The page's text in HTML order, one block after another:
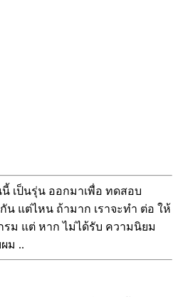
เป็นรุ่น ออกมาเพื่อ ทดสอบ
แต่ไหน ถ้ามาก เราจะทำ ต่อ ให้
รม แต่ หาก ไม่ได้รับ ความนิยม
ม ..